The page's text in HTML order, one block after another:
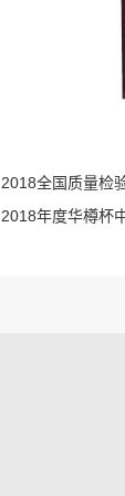
2018全国质量检
2018年度华樽杯